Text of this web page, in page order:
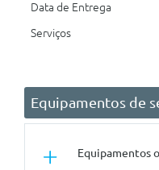
Data de Entrega
Serviços
Equipamentos de
Equipamentos